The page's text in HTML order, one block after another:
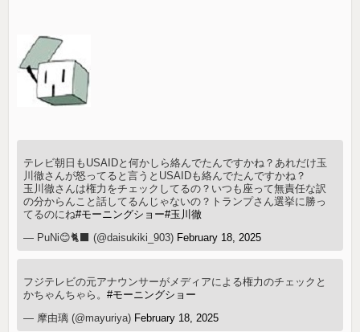
テレビ朝日もUSAIDと何かしら絡んでたんですかね？あれだけ玉
川徹さんが怒ってると言うとUSAIDも絡んでたんですかね？
玉川徹さんは権力をチェックしてるの？いつも座って無責任な訳
の分からんこと話してるんじゃないの？トランプさん選挙に勝っ
てるのにね#モーニングショー#玉川徹
— PuNi😊🐈‍⬛ (@daisukiki_903) February 18, 2025
フジテレビの元アナウンサーがメディアによる権力のチェックと
かちゃんちゃら。#モーニングショー
— 摩由璃 (@mayuriya) February 18, 2025